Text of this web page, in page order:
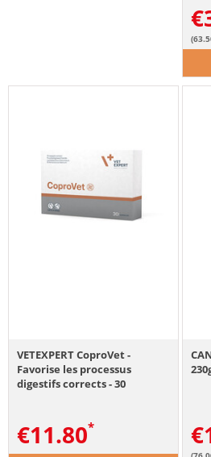
€
VETEXPERT CoproVet -
Favorise les processus
digestifs corrects - 30
€11.80 €